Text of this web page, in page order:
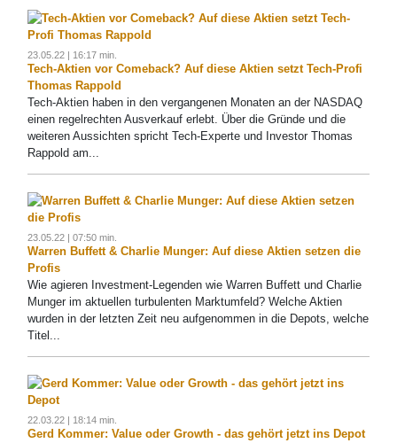
23.05.22 | 16:17 min.
Tech-Aktien vor Comeback? Auf diese Aktien setzt Tech-Profi
Thomas Rappold
Tech-Aktien haben in den vergangenen Monaten an der NASDAQ
einen regelrechten Ausverkauf erlebt. Über die Gründe und die
weiteren Aussichten spricht Tech-Experte und Investor Thomas
Rappold am...
23.05.22 | 07:50 min.
Warren Buffett & Charlie Munger: Auf diese Aktien setzen die
Profis
Wie agieren Investment-Legenden wie Warren Buffett und Charlie
Munger im aktuellen turbulenten Marktumfeld? Welche Aktien
wurden in der letzten Zeit neu aufgenommen in die Depots, welche
Titel...
22.03.22 | 18:14 min.
Gerd Kommer: Value oder Growth - das gehört jetzt ins Depot